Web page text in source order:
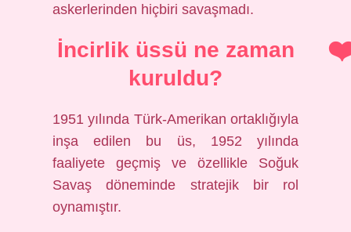
askerlerinden hiçbiri savaşmadı.
İncirlik üssü ne zaman
kuruldu?
1951 yılında Türk-Amerikan ortaklığıyla
inşa edilen bu üs, 1952 yılında
faaliyete geçmiş ve özellikle Soğuk
Savaş döneminde stratejik bir rol
oynamıştır.